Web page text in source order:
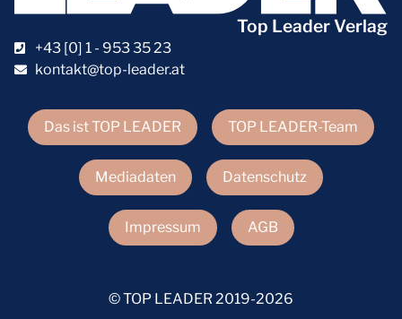
Das ist TOP LEADER TOP LEADER-Team
Mediadaten Datenschutz
Impressum AGB
Top Leader Verlag
+43 [0] 1 - 953 35 23
kontakt@top-leader.at
© TOP LEADER 2019-2026